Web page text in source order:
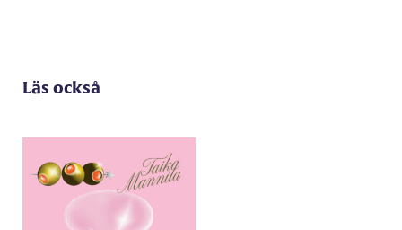
Läs också